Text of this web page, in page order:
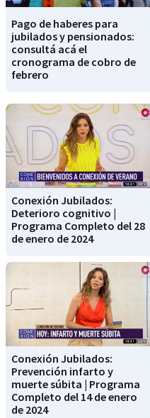
Pago de haberes para
jubilados y pensionados:
consultá acá el
cronograma de cobro de
febrero
Conexión Jubilados:
Deterioro cognitivo |
Programa Completo del 28
de enero de 2024
Conexión Jubilados:
Prevención infarto y
muerte súbita | Programa
Completo del 14 de enero
de 2024